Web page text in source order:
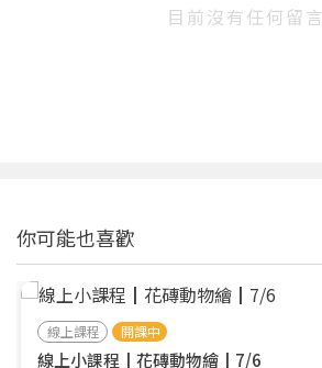
目前沒有任何留言
你可能也喜歡
線上課程 開課中
線上小課程┃花磚動物繪┃7/6